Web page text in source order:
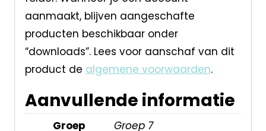
aanmaakt, blijven aangeschafte
producten beschikbaar onder
“downloads”. Lees voor aanschaf van dit
product de algemene voorwaarden.
Aanvullende informatie
Groep Groep 7